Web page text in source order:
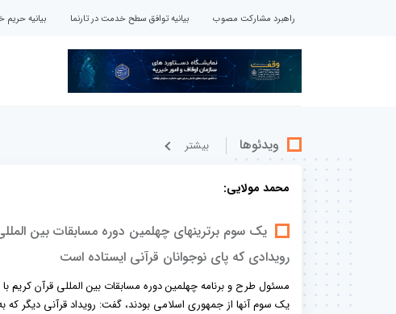
راهبرد مشارکت مصوب بیانیه توافق سطح خدمت در تارنما بیانیه
ویدئوها بيشتر
محمد مولایی:
یک سوم برترینهای چهلمین دوره مسابقات بین
رویدادی که پای نوجوانان قرآنی ایستاده است
یک سوم آنها از جمهوری اسلامی بودند، گفت: رویداد قرآنی دیگر که